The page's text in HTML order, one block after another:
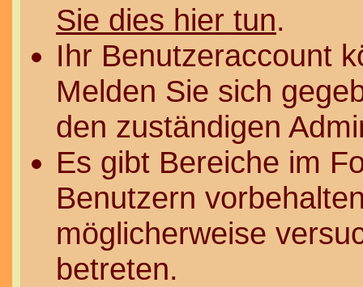
Sie dies hier tun.
Ihr Benutzeraccount
Melden Sie sich
den zuständigen
Es gibt Bereiche im
Benutzern
möglicherweise
betreten.